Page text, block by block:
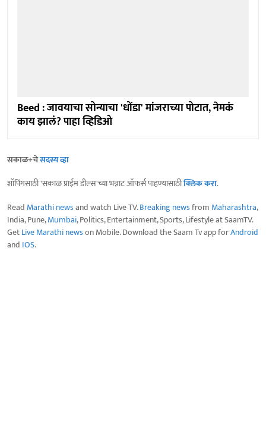
Beed : जावयाचा सोन्याचा 'धोंडा' मांजराच्या पोटात, नेमकं
काय झालं? पाहा व्हिडिओ
सकाळ+चेसदस्य व्हा
शॉपिंगसाठी 'सकाळ प्राईम डील्स'च्या भन्नाट ऑफर्स पाहण्यासाठीक्लिक करा.
Read Marathi newsand watch Live TV.Breaking newsfrom Maharashtra,
India, Pune,Mumbai, Politics, Entertainment, Sports, Lifestyle at SaamTV.
GetLive Marathi newson Mobile. Download the Saam Tv app forAndroid
and IOS.